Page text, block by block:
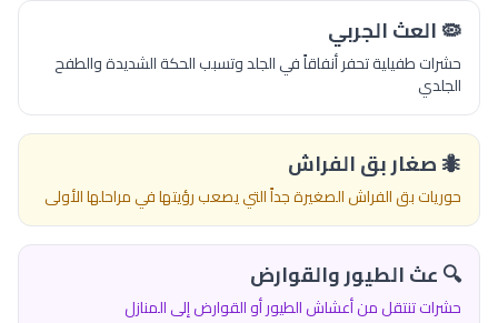
🦠 العث الجربي
حشرات طفيلية تحفر أنفاقاً في الجلد وتسبب الحكة الشديدة والطفح
الجلدي
🐜 صغار بق الفراش
حوريات بق الفراش الصغيرة جداً التي يصعب رؤيتها في مراحلها الأولى
🔍 عث الطيور والقوارض
حشرات تنتقل من أعشاش الطيور أو القوارض إلى المنازل